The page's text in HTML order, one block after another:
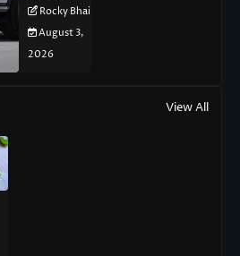
Rocky Bhai
August 3,
2026
View All